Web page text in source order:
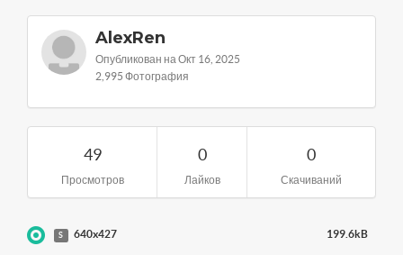
AlexRen
Опубликован на Окт 16, 2025
2,995 Фотография
49
Просмотров
0
Лайков
0
Скачиваний
S 640x427 199.6kB